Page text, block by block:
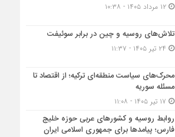
۱۲ مرداد ۱۴۰۵ - ۱۰:۳۸
تلاش‌های روسیه و چین در برابر سوئیفت
محرک‌های سیاست منطقه‌‎ای ترکیه؛ از اقتصاد تا
مسئله سوریه
روابط روسیه و کشورهای عربی حوزه خلیج
فارس؛ پیامدها برای جمهوری اسلامی ایران